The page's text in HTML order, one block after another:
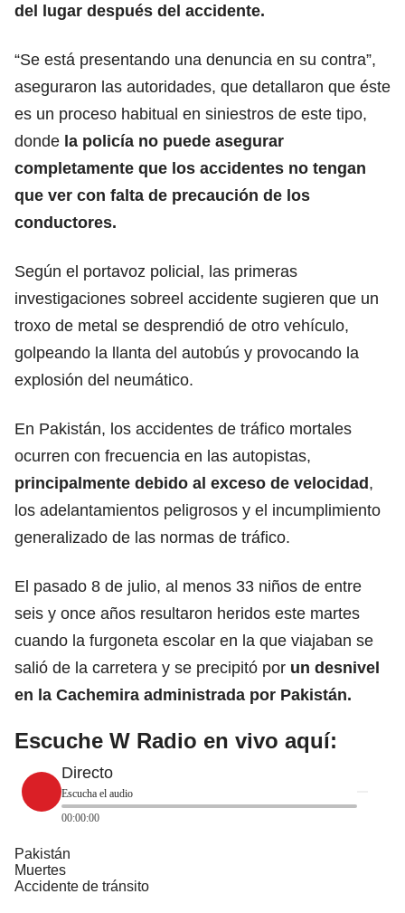
del lugar después del accidente.
“Se está presentando una denuncia en su contra”,
aseguraron las autoridades, que detallaron que éste
es un proceso habitual en siniestros de este tipo,
donde la policía no puede asegurar
completamente que los accidentes no tengan
que ver con falta de precaución de los
conductores.
Según el portavoz policial, las primeras
investigaciones sobreel accidente sugieren que un
troxo de metal se desprendió de otro vehículo,
golpeando la llanta del autobús y provocando la
explosión del neumático.
En Pakistán, los accidentes de tráfico mortales
ocurren con frecuencia en las autopistas,
principalmente debido al exceso de velocidad,
los adelantamientos peligrosos y el incumplimiento
generalizado de las normas de tráfico.
El pasado 8 de julio, al menos 33 niños de entre
seis y once años resultaron heridos este martes
cuando la furgoneta escolar en la que viajaban se
salió de la carretera y se precipitó por un desnivel
en la Cachemira administrada por Pakistán.
Escuche W Radio en vivo aquí:
Directo
Escucha el audio
00:00:00
Pakistán
Muertes
Accidente de tránsito